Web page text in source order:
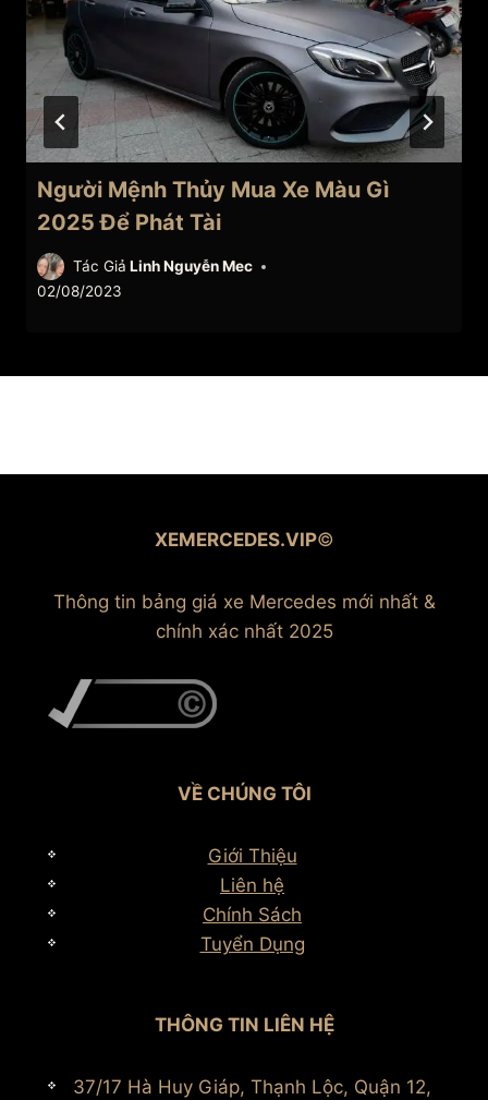
Người Mệnh Thủy Mua Xe Màu Gì
2025 Để Phát Tài
Tác Giả Linh Nguyễn Mec
02/08/2023
XEMERCEDES.VIP©
Thông tin bảng giá xe Mercedes mới nhất &
chính xác nhất 2025
VỀ CHÚNG TÔI
Giới Thiệu
Liên hệ
Chính Sách
Tuyển Dụng
THÔNG TIN LIÊN HỆ
37/17 Hà Huy Giáp, Thạnh Lộc, Quận 12,